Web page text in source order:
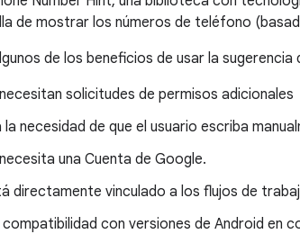
de mostrar los números de teléfono
de los beneficios de usar la
solicitudes de permisos adicionales
la necesidad de que el usuario escriba
una Cuenta de Google.
directamente vinculado a los flujos de
con versiones de Android en